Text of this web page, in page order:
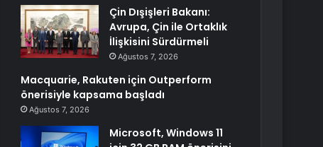
Çin Dışişleri Bakanı:
Avrupa, Çin ile Ortaklık
İlişkisini Sürdürmeli
Ağustos 7, 2026
Macquarie, Rakuten için Outperform
önerisiyle kapsama başladı
Ağustos 7, 2026
Microsoft, Windows 11